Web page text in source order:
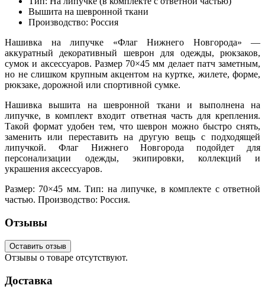
Вышита на шевронной ткани
Производство: Россия
Нашивка на липучке «Флаг Нижнего Новгорода» —
аккуратный декоративный шеврон для одежды, рюкзаков,
сумок и аксессуаров. Размер 70×45 мм делает патч заметным,
но не слишком крупным акцентом на куртке, жилете, форме,
рюкзаке, дорожной или спортивной сумке.
Нашивка вышита на шевронной ткани и выполнена на
липучке, в комплект входит ответная часть для крепления.
Такой формат удобен тем, что шеврон можно быстро снять,
заменить или переставить на другую вещь с подходящей
липучкой. Флаг Нижнего Новгорода подойдет для
персонализации одежды, экипировки, коллекций и
украшения аксессуаров.
Размер: 70×45 мм. Тип: на липучке, в комплекте с ответной
частью. Производство: Россия.
Отзывы
Оставить отзыв
Отзывы о товаре отсутствуют.
Доставка